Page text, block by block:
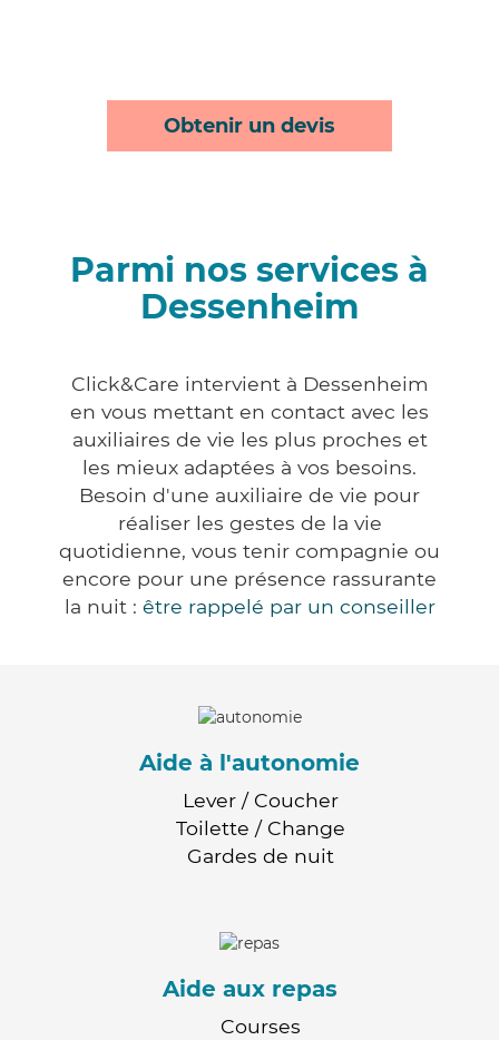
Obtenir un devis
Parmi nos services à
Dessenheim
Click&Care intervient à Dessenheim
en vous mettant en contact avec les
auxiliaires de vie les plus proches et
les mieux adaptées à vos besoins.
Besoin d'une auxiliaire de vie pour
réaliser les gestes de la vie
quotidienne, vous tenir compagnie ou
encore pour une présence rassurante
la nuit : être rappelé par un conseiller
Aide à l'autonomie
Lever / Coucher
Toilette / Change
Gardes de nuit
Aide aux repas
Courses